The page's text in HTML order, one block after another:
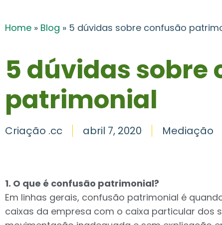
Home » Blog » 5 dúvidas sobre confusão
5 dúvidas sobre
patrimonial
Criação .cc abril 7, 2020 Mediação
1. O que é confusão patrimonial?
Em linhas gerais, confusão patrimonial é
caixas da empresa com o caixa particular dos